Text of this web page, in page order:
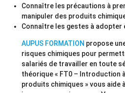
Connaître les précautions à
manipuler des produits
Connaître les gestes à adopter
AUPUS FORMATION propose
risques chimiques pour
salariés de travailler en toute
théorique « FT0 – Introduction
produits chimiques » vous aide